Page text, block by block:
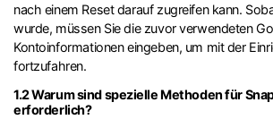
nach einem Reset darauf zugreifen kann.
wurde, müssen Sie die zuvor verwendeten
Kontoinformationen eingeben, um mit der
fortzufahren.
1.2 Warum sind spezielle Methoden für
erforderlich?